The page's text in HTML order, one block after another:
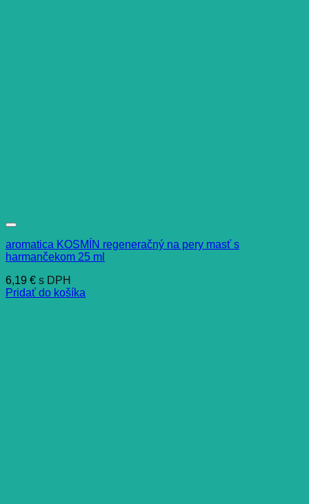
aromatica KOSMÍN regeneračný na pery masť s
harmančekom 25 ml
6,19 € s DPH
Pridať do košíka